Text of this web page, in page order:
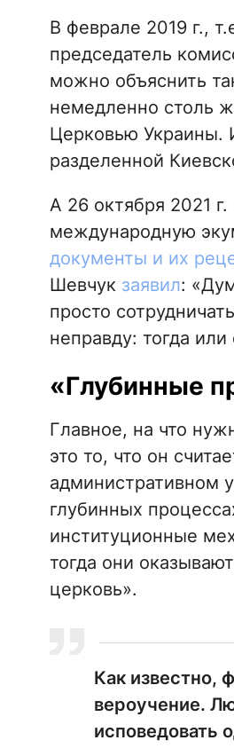
В феврале 2019 г.,
председатель
можно объяснить
немедленно столь
Церковью Украины.
разделенной
А 26 октября 2021
международную
документы и их
Шевчук заявил:
просто
неправду: тогда
«Глубинные
Главное, на что
это то, что он
административном
глубинных
институционные
тогда они
церковь».
Как известно,
вероучение.
исповедовать